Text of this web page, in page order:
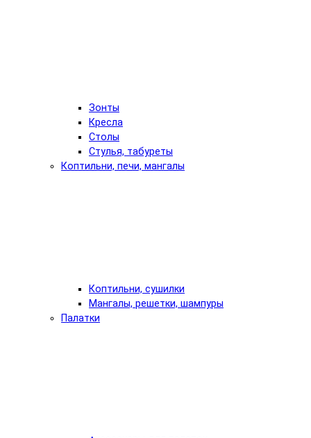
Зонты
Кресла
Столы
Стулья, табуреты
Коптильни, печи, мангалы
Коптильни, сушилки
Мангалы, решетки, шампуры
Палатки